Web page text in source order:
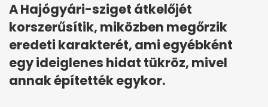
A Hajógyári-sziget átkelőjét
korszerűsítik, miközben megőrzik
eredeti karakterét, ami egyébként
egy ideiglenes hidat tükröz, mivel
annak építették egykor.